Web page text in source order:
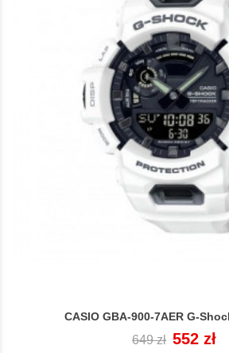
CASIO GBA-900-7AER G-
Cena
649 zł Cena
552 zł